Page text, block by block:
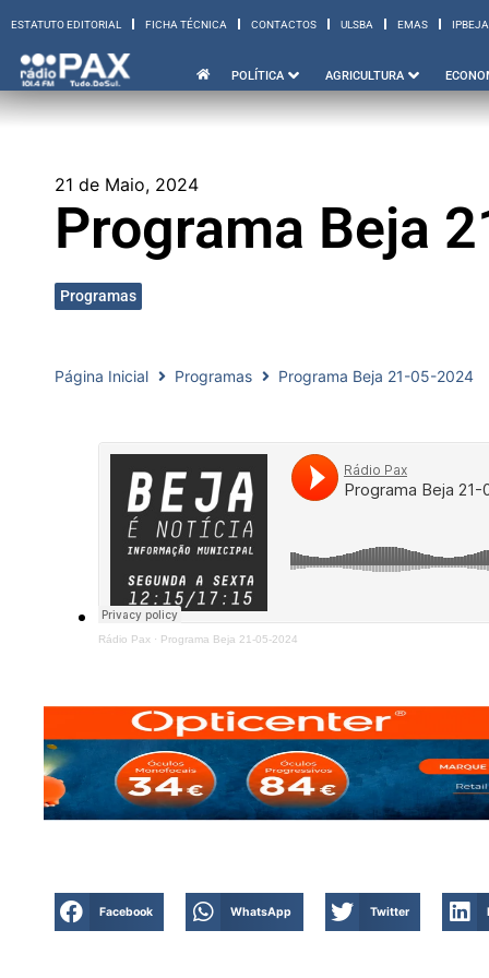
ESTATUTO EDITORIAL FICHA TÉCNICA CONTACTOS ULSBA EMAS IPBEJA
POLÍTICA AGRICULTURA
ESTATUTO EDITORIAL FICHA TÉCNICA CONTACTOS ULSBA EMAS
21 de Maio, 2024
Programa Beja
Programas
Página Inicial Programas Programa Beja 21-05-2024
Rádio Pax · Programa Beja 21-05-2024
PUB
Facebook WhatsApp Twitter